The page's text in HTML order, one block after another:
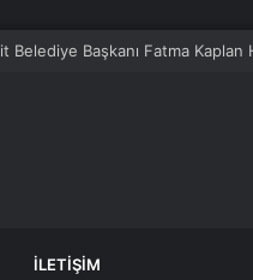
İLETIŞIM